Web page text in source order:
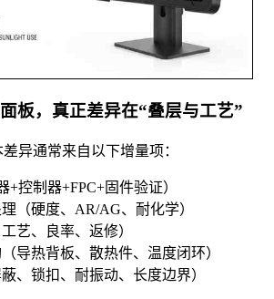
板，真正差异在“叠层与工艺”
异通常来自以下增量项：
+控制器+FPC+固件验证）
（硬度、AR/AG、耐化学）
艺、良率、返修）
导热背板、散热件、温度闭环）
、锁扣、耐振动、长度边界）